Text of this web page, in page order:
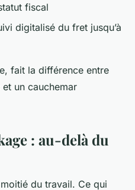
fiscal
digitalisé du fret jusqu’à
fait la différence entre
un cauchemar
: au-delà du
du travail. Ce qui